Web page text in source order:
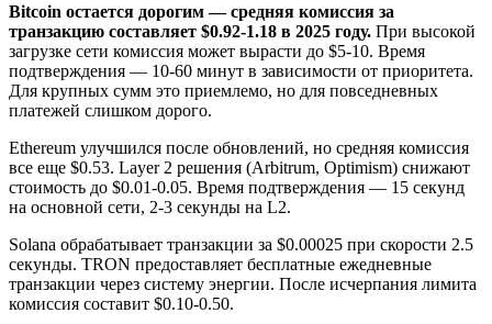
Bitcoin остается дорогим — средняя комиссия за
транзакцию составляет $0.92-1.18 в 2025 году. При высокой
загрузке сети комиссия может вырасти до $5-10. Время
подтверждения — 10-60 минут в зависимости от приоритета.
Для крупных сумм это приемлемо, но для повседневных
платежей слишком дорого.
Ethereum улучшился после обновлений, но средняя комиссия
все еще $0.53. Layer 2 решения (Arbitrum, Optimism) снижают
стоимость до $0.01-0.05. Время подтверждения — 15 секунд
на основной сети, 2-3 секунды на L2.
Solana обрабатывает транзакции за $0.00025 при скорости 2.5
секунды. TRON предоставляет бесплатные ежедневные
транзакции через систему энергии. После исчерпания лимита
комиссия составит $0.10-0.50.